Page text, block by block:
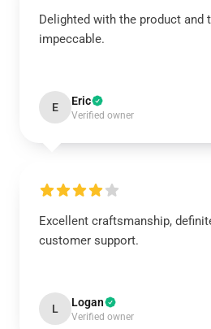
Delighted with the product and
impeccable.
E Eric
Verified owner
Excellent craftsmanship,
customer support.
L Logan
Verified owner